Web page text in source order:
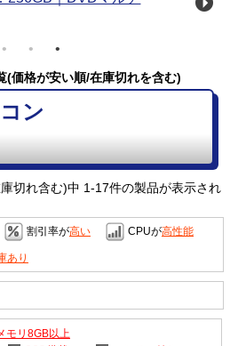
(価格が安い順/在庫切れを含む)
ン
切れ含む)中 1-17件の製品が表示され
割引率が高い CPUが高性能
あり
モリ8GB以上